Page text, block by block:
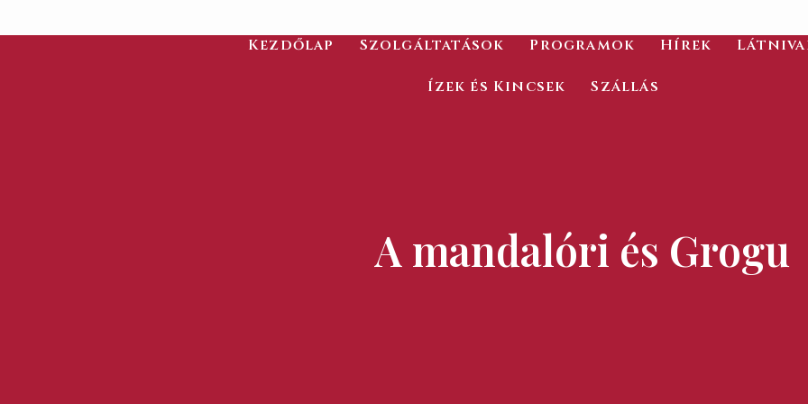
Kezdőlap Szolgáltatások Programok Hírek
Ízek és Kincsek Szállás
A mandalóri és Grogu